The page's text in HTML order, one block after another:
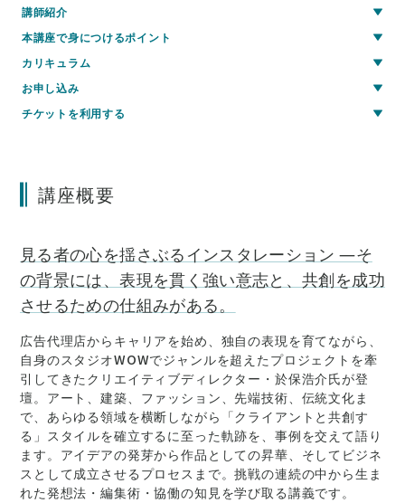
講座概要
見る者の心を揺さぶるインスタレーション ―そ
の背景には、表現を貫く強い意志と、共創を成功
させるための仕組みがある。
広告代理店からキャリアを始め、独自の表現を育てながら、
自身のスタジオWOWでジャンルを超えたプロジェクトを牽
引してきたクリエイティブディレクター・於保浩介氏が登
壇。アート、建築、ファッション、先端技術、伝統文化ま
で、あらゆる領域を横断しながら「クライアントと共創す
る」スタイルを確立するに至った軌跡を、事例を交えて語り
ます。アイデアの発芽から作品としての昇華、そしてビジネ
スとして成立させるプロセスまで。挑戦の連続の中から生ま
れた発想法・編集術・協働の知見を学び取る講義です。
講師紹介
本講座で身につけるポイント
カリキュラム
お申し込み
チケットを利用する